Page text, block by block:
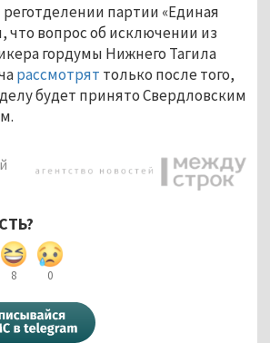
партии «Единая
что вопрос об исключении из
гордумы Нижнего Тагила
рассмотрят только после того,
будет принято Свердловским
8 0